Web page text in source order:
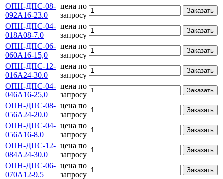
ОПН-ДПС-08-
092А16-23.0
цена по
запросу
Заказать
ОПН-ДПС-04-
018А08-7.0
цена по
запросу
Заказать
ОПН-ДПС-06-
060А16-15,0
цена по
запросу
Заказать
ОПН-ДПС-12-
016А24-30.0
цена по
запросу
Заказать
ОПН-ДПС-04-
046А16-25,0
цена по
запросу
Заказать
ОПН-ДПС-08-
056А24-20.0
цена по
запросу
Заказать
ОПН-ДПС-04-
056А16-8.0
цена по
запросу
Заказать
ОПН-ДПС-12-
084А24-30.0
цена по
запросу
Заказать
ОПН-ДПС-06-
070А12-9.5
цена по
запросу
Заказать